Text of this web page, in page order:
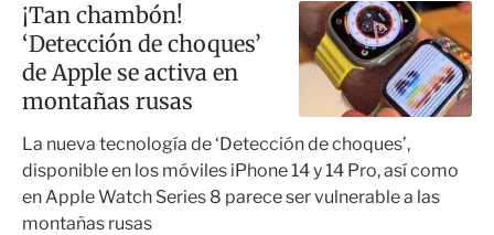
¡Tan chambón!
‘Detección de choques’
de Apple se activa en
montañas rusas
La nueva tecnología de ‘Detección de choques’,
disponible en los móviles iPhone 14 y 14 Pro, así como
en Apple Watch Series 8 parece ser vulnerable a las
montañas rusas